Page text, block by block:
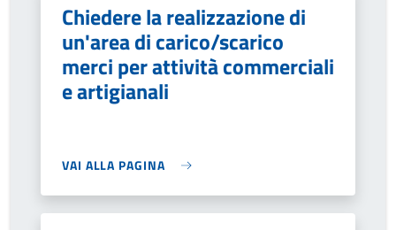
Chiedere la realizzazione di
un'area di carico/scarico
merci per attività commerciali
e artigianali
VAI ALLA PAGINA